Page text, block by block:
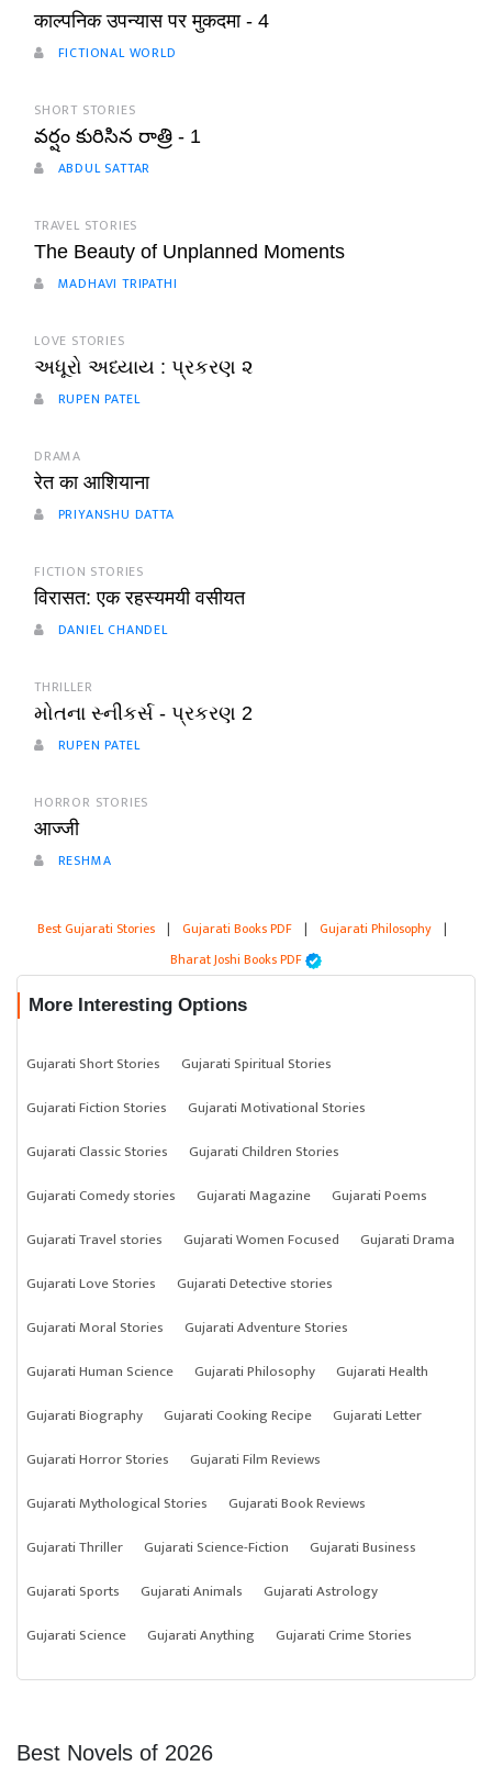
काल्पनिक उपन्यास पर मुकदमा - 4
FICTIONAL WORLD
SHORT STORIES
వర్షం కురిసిన రాత్రి - 1
ABDUL SATTAR
TRAVEL STORIES
The Beauty of Unplanned Moments
MADHAVI TRIPATHI
LOVE STORIES
અધૂરો અધ્યાય : પ્રકરણ ૨
RUPEN PATEL
DRAMA
रेत का आशियाना
PRIYANSHU DATTA
FICTION STORIES
विरासत: एक रहस्यमयी वसीयत
DANIEL CHANDEL
THRILLER
મોતના સ્નીકર્સ - પ્રકરણ 2
RUPEN PATEL
HORROR STORIES
आज्जी
RESHMA
Best Gujarati Stories | Gujarati Books PDF | Gujarati Philosophy |
Bharat Joshi Books PDF
More Interesting Options
Gujarati Short Stories
Gujarati Spiritual Stories
Gujarati Fiction Stories
Gujarati Motivational Stories
Gujarati Classic Stories
Gujarati Children Stories
Gujarati Comedy stories
Gujarati Magazine
Gujarati Poems
Gujarati Travel stories
Gujarati Women Focused
Gujarati Drama
Gujarati Love Stories
Gujarati Detective stories
Gujarati Moral Stories
Gujarati Adventure Stories
Gujarati Human Science
Gujarati Philosophy
Gujarati Health
Gujarati Biography
Gujarati Cooking Recipe
Gujarati Letter
Gujarati Horror Stories
Gujarati Film Reviews
Gujarati Mythological Stories
Gujarati Book Reviews
Gujarati Thriller
Gujarati Science-Fiction
Gujarati Business
Gujarati Sports
Gujarati Animals
Gujarati Astrology
Gujarati Science
Gujarati Anything Gujarati Crime Stories
Best Novels of 2026